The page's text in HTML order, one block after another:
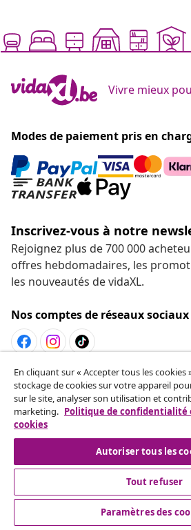
Vivre mieux
Modes de paiement pris en
Inscrivez-vous à notre
Rejoignez plus de 700 000
offres hebdomadaires, les
les nouveautés de vidaXL.
Nos comptes de réseaux sociaux
Résilier le contrat
Envoyez une demande de
votre commande.
Résilier le
En cliquant sur « Accepter tous les cookies
stockage de cookies sur votre appareil
sur le site, analyser son utilisation et
marketing. Politique de confidentialité
cookies
Autoriser tous les
Tout refuser
Paramètres des